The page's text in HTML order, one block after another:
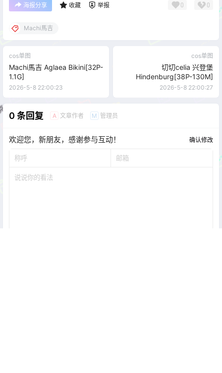
海报分享 收藏 举报 0 0
Machi馬吉
cos单图
Machi馬吉 Aglaea Bikini[32P-
1.1G]
2026-5-8 22:00:23
cos单图
切切celia 兴登堡
Hindenburg[38P-130M]
2026-5-8 22:00:27
0 条回复 A 文章作者 M 管理员
欢迎您，新朋友，感谢参与互动！ 确认修改